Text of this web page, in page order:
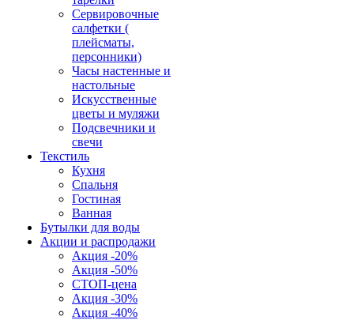
Сервировочные
салфетки (
плейсматы,
персонники)
Часы настенные и
настольные
Искусственные
цветы и муляжи
Подсвечники и
свечи
Текстиль
Кухня
Спальня
Гостиная
Ванная
Бутылки для воды
Акции и распродажи
Акция -20%
Акция -50%
СТОП-цена
Акция -30%
Акция -40%